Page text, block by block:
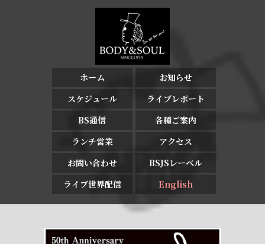
ホーム
お知らせ
スケジュール
ライブレポート
BS通信
各種ご案内
ランチ営業
アクセス
お問い合わせ
BSJSレーベル
ライブ世界配信
English